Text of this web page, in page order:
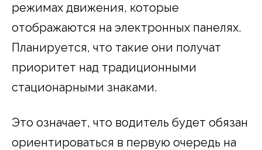
режимах движения, которые
отображаются на электронных панелях.
Планируется, что такие они получат
приоритет над традиционными
стационарными знаками.
Это означает, что водитель будет обязан
ориентироваться в первую очередь на